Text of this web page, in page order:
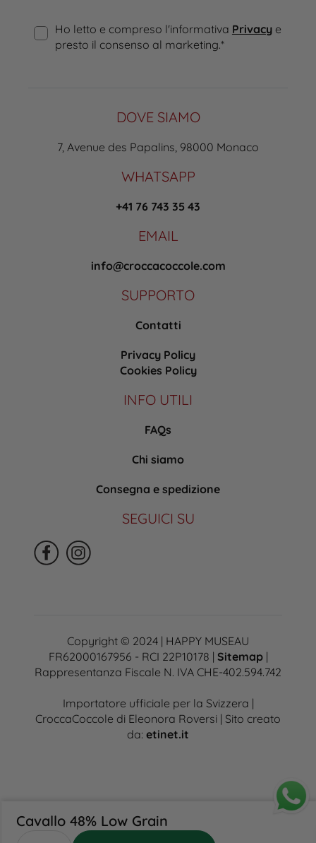
Cavallo 48% Low Grain
Ho letto e compreso l'informativa Privacye
presto il consenso al marketing.*
DOVE SIAMO
7, Avenue des Papalins, 98000 Monaco
WHATSAPP
+41 76 743 35 43
EMAIL
info@croccacoccole.com
SUPPORTO
Contatti
Privacy Policy
Cookies Policy
INFO UTILI
FAQs
Chi siamo
Consegna e spedizione
SEGUICI SU
Copyright © 2024 | HAPPY MUSEAU
FR62000167956 - RCI 22P10178 | Sitemap|
Rappresentanza Fiscale N. IVA CHE-402.594.742
Importatore ufficiale per la Svizzera |
CroccaCoccole di Eleonora Roversi | Sito creato
da: etinet.it